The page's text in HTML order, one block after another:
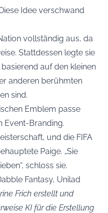
Idee verschwand
vollständig aus, da
Stattdessen legte sie
auf den kleinen
anderen berühmten
sind.
Emblem passe
Event-Branding.
und die FIFA
Paige. „Sie
schloss sie.
Fantasy, Unilad
Frich erstellt und
KI für die Erstellung